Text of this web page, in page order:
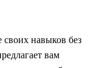
навыков без
вам